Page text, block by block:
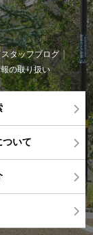
スタッフブログ
の取り扱い
ついて